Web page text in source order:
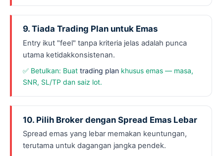
9. Tiada Trading Plan untuk Emas
Entry ikut "feel" tanpa kriteria jelas adalah punca
utama ketidakkonsistenan.
✅ Betulkan: Buattrading plan khusus emas — masa,
SNR, SL/TP dan saiz lot.
10. Pilih Broker dengan Spread Emas Lebar
Spread emas yang lebar memakan keuntungan,
terutama untuk dagangan jangka pendek.